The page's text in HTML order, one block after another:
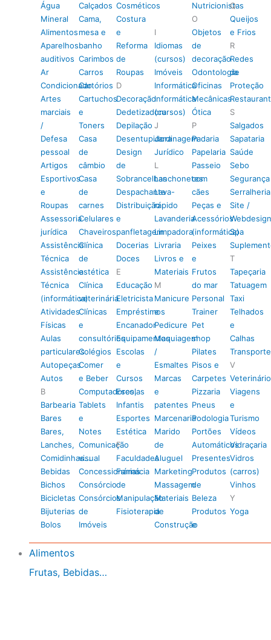
Água
Mineral
Alimentos
Aparelhos
auditivos
Ar
Condicionado
Artes
marciais
/
Defesa
pessoal
Artigos
Esportivos
e
Roupas
Assessoria
jurídica
Assistência
Técnica
Assistência
Técnica
(informática)
Atividades
Físicas
Aulas
particulares
Autopeças
Autos
B
Barbearia
Bares
Bares,
Lanches,
Comidinhas…
Bebidas
Bichos
Bicicletas
Bijuterias
Bolos
Calçados
Cama,
mesa e
banho
Carimbos
Carros
Cartórios
Cartuchos
e
Toners
Casa
de
câmbio
Casa
de
carnes
Celulares
Chaveiros
Clínica
de
estética
Clínica
veterinária
Clínicas
e
consultórios
Colégios
Comer
e Beber
Computadores,
Tablets
e
Notes
Comunicação
visual
Concessionárias
Consórcio
Consórcios
de
Imóveis
Cosméticos
Costura
e
Reforma
de
Roupas
D
Decoração
Dedetizadora
Depilação
Desentupidora
Design
de
Sobrancelhas
Despachante
Distribuição
e
panfletagem
Docerias
Doces
E
Educação
Eletricista
Empréstimos
Encanador
Equipamentos
Escolas
e
Cursos
Escolas
Infantis
Esportes
Estética
F
Faculdades
Farmácia
de
Manipulação
Fisioterapia
I
Idiomas
(cursos)
Imóveis
Informática
Informática
(cursos)
J
Jardinagem
Jurídico
L
Lanchonetes
Lava-
rápido
Lavanderia
Limpadora
Livraria
Livros e
Materiais
M
Manicure
e
Pedicure
Maquiagem
/
Esmaltes
Marcas
e
patentes
Marcenaria
Marido
de
Aluguel
Marketing
Massagem
Materiais
de
Construção
Nutricionistas
O
Objetos
de
decoração
Odontologia
Oficinas
Mecânicas
Ótica
P
Padaria
Papelaria
Passeio
com
cães
Peças e
Acessórios
(informática)
Peixes
e
Frutos
do mar
Personal
Trainer
Pet
shop
Pilates
Pisos e
Carpetes
Pizzaria
Pneus
Podologia
Portões
Automáticos
Presentes
Produtos
de
Beleza
Produtos
e
Q
Queijos
e Frios
R
Redes
de
Proteção
S
Salgados
Sapataria
Saúde
Sebo
Segurança
Serralheria
Site /
Webdesign
Spa
T
Tapeçaria
Tatuagem
Taxi
Telhados
e
Calhas
V
Veterinário
Viagens
e
Turismo
Vídeos
Vidraçaria
Vidros
(carros)
Vinhos
Y
Yoga
Alimentos
Frutas, Bebidas…